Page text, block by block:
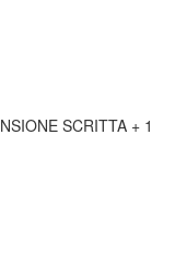
SCRITTA + 1